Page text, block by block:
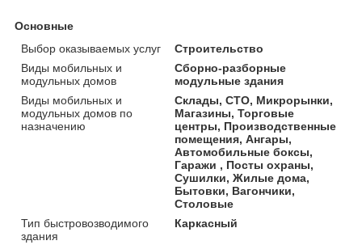
Основные
Выбор оказываемых услуг
Строительство
Виды мобильных и
модульных домов
Сборно-разборные
модульные здания
Виды мобильных и
модульных домов по
назначению
Склады, СТО, Микрорынки,
Магазины, Торговые
центры, Производственные
помещения, Ангары,
Автомобильные боксы,
Гаражи , Посты охраны,
Сушилки, Жилые дома,
Бытовки, Вагончики,
Столовые
Тип быстровозводимого
здания
Каркасный